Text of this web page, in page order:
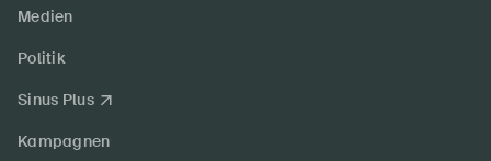
Medien
Politik
Sinus Plus
Kampagnen